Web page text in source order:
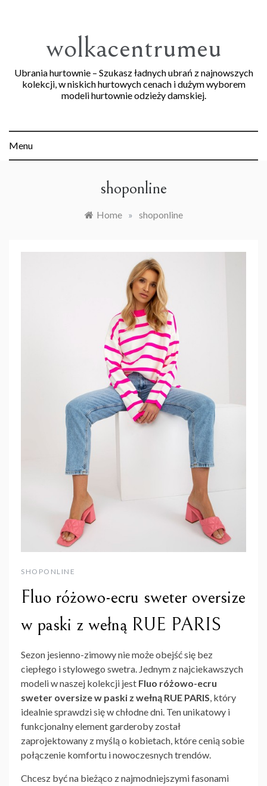
wolkacentrumeu
Ubrania hurtownie – Szukasz ładnych ubrań z najnowszych
kolekcji, w niskich hurtowych cenach i dużym wyborem
modeli hurtownie odzieży damskiej.
Menu
shoponline
Home » shoponline
SHOPONLINE
Fluo różowo-ecru sweter oversize
w paski z wełną RUE PARIS
Sezon jesienno-zimowy nie może obejść się bez
ciepłego i stylowego swetra. Jednym z najciekawszych
modeli w naszej kolekcji jest Fluo różowo-ecru
sweter oversize w paski z wełną RUE PARIS, który
idealnie sprawdzi się w chłodne dni. Ten unikatowy i
funkcjonalny element garderoby został
zaprojektowany z myślą o kobietach, które cenią sobie
połączenie komfortu i nowoczesnych trendów.
Chcesz być na bieżąco z najmodniejszymi fasonami